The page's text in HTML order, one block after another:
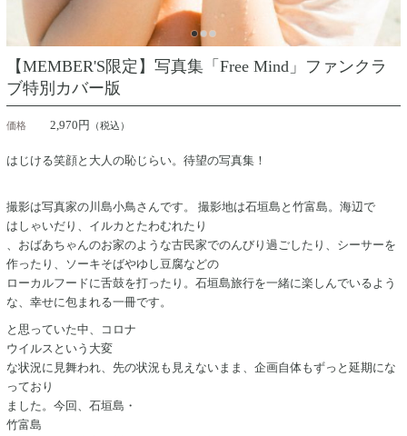
【MEMBER'S限定】写真集「Free Mind」ファンクラ
ブ特別カバー版
価格 2,970円 （税込）
はじける笑顔と大人の恥じらい。待望の写真集！
撮影は写真家の川島小鳥さんです。 撮影地は石垣島と竹富島。 海辺で
はしゃいだり、イルカとたわむれたり
、おばあちゃんのお家のような古民家でのんびり過ごしたり、シーサーを
作ったり、ソーキそばやゆし豆腐などの
ローカルフードに舌鼓を打ったり 。石垣島旅行を一緒に楽しんでいるよう
な、幸せに包まれる一冊です。
と思っていた中、コロナ
ウイルスという大変
な状況に見舞われ、先の状況も見えないまま、企画自体もずっと延期にな
っており
ました。今回、 石垣島・
竹富島